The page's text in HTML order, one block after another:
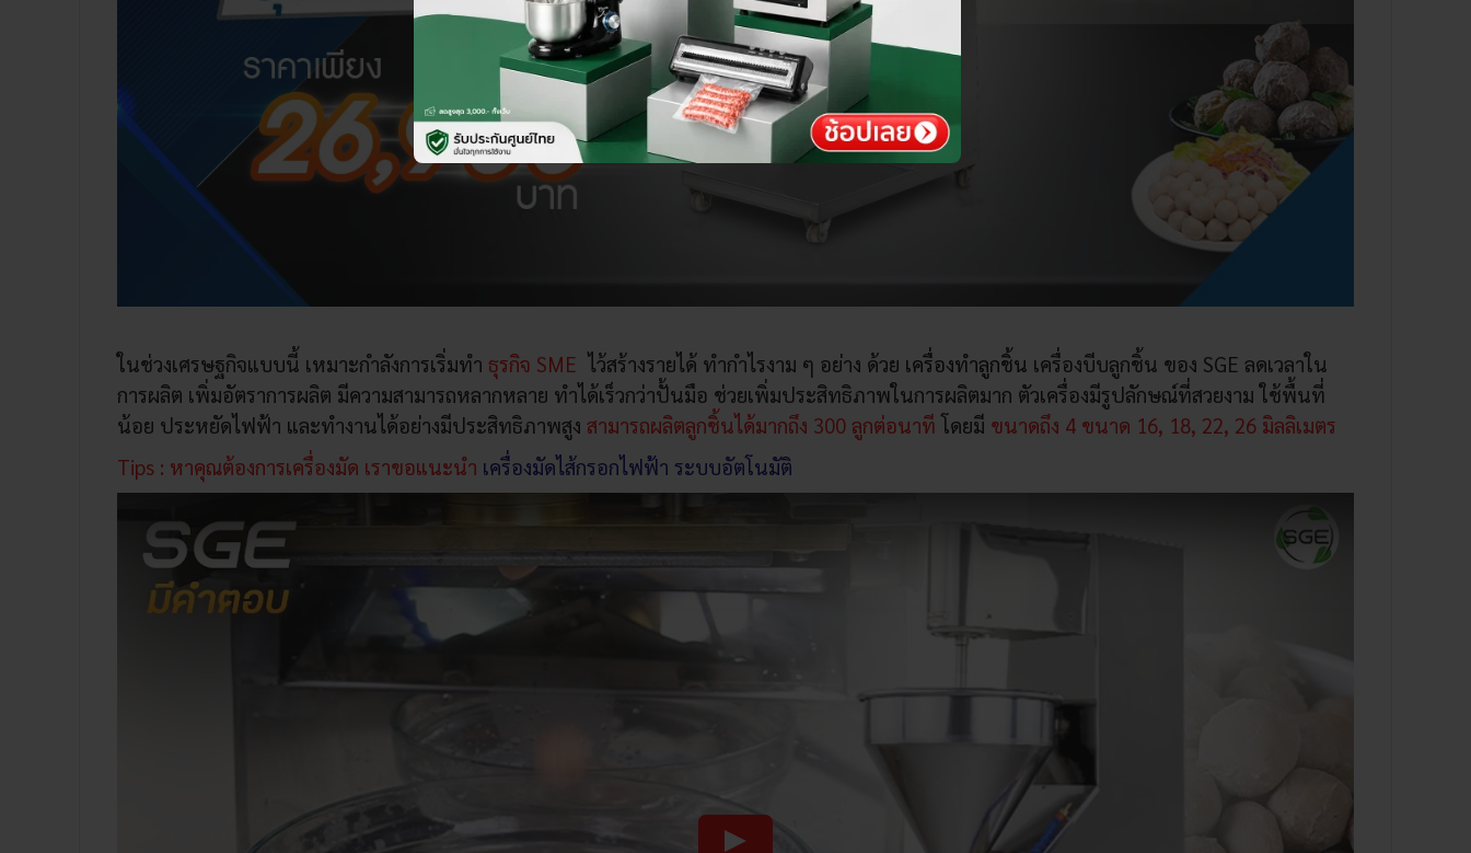
ในช่วงเศรษฐกิจแบบนี้ เหมาะกำลังการเริ่มทำ ธุรกิจ SME ไว้สร้างรายได้ ทำกำไรงาม ๆ อย่าง ด้วย เครื่องทำลูกชิ้น เครื่องบีบลูกชิ้น ของ SGE ลดเวลาใน
การผลิต เพิ่มอัตราการผลิต มีความสามารถหลากหลาย ทำได้เร็วกว่าปั้นมือ ช่วยเพิ่มประสิทธิภาพในการผลิตมาก ตัวเครื่องมีรูปลักษณ์ที่สวยงาม ใช้พื้นที่
น้อย ประหยัดไฟฟ้า และทำงานได้อย่างมีประสิทธิภาพสูง สามารถผลิตลูกชิ้นได้มากถึง 300 ลูกต่อนาที โดยมี ขนาดถึง 4 ขนาด 16, 18, 22, 26 มิลลิเมตร
Tips : หาคุณต้องการเครื่องมัด เราขอแนะนำ เครื่องมัดไส้กรอกไฟฟ้า ระบบอัตโนมัติ